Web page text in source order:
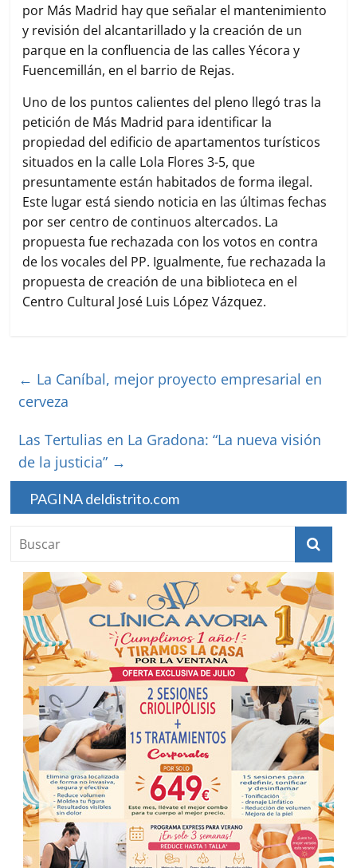
por Más Madrid hay que señalar el mantenimiento
y revisión del alcantarillado y la creación de un
parque en la confluencia de las calles Yécora y
Fuencemillán, en el barrio de Rejas.
Uno de los puntos calientes del pleno llegó tras la
petición de Más Madrid para identificar la
propiedad del edificio de apartamentos turísticos
situados en la calle Lola Flores 3-5, que
presuntamente están habitados de forma ilegal.
Este lugar está siendo noticia en las últimas fechas
por ser centro de continuos altercados. La
propuesta fue rechazada con los votos en contra
de los vocales del PP. Igualmente, fue rechazada la
propuesta de creación de una biblioteca en el
Centro Cultural José Luis López Vázquez.
← La Caníbal, mejor proyecto empresarial en
cerveza
Las Tertulias en La Gradona: “La nueva visión
de la justicia” →
PAGINA deldistrito.com